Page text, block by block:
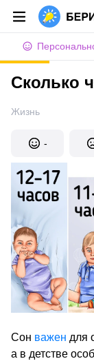
Сколько
Жизнь
-
Сон важен для
а в детстве